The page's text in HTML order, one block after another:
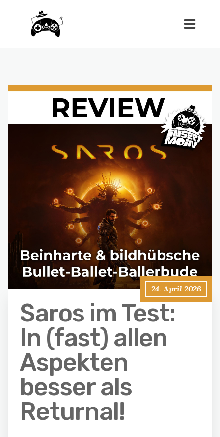
24. April 2026
Saros im Test:
In (fast) allen
Aspekten
besser als
Returnal!